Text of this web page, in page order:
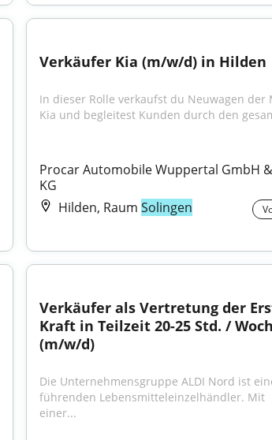
Verkäufer Kia (m/w/d) in Hilden
In dieser Rolle verkaufst du Neuwagen der
Kia und begleitest Kunden durch den
Procar Automobile Wuppertal GmbH
KG
Hilden, RaumSolingen
Verkäufer als Vertretung der
Kraft in Teilzeit 20-25 Std. /
(m/w/d)
Die Unternehmensgruppe ALDI Nord ist
führenden Lebensmitteleinzelhändler. Mit
einer...